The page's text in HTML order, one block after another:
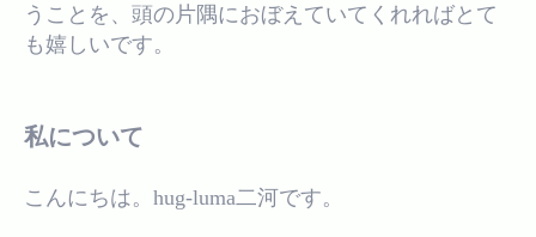
うことを、頭の片隅におぼえていてくれればとて
も嬉しいです。
私について
こんにちは。hug-luma二河です。